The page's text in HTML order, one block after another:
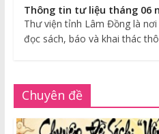
Thông tin tư liệu tháng 06
Thư viện tỉnh Lâm Đồng là
đọc sách, báo và khai thác
Chuyên đề